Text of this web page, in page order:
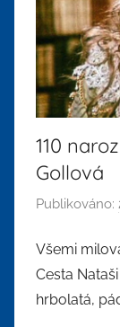
110
Gollová
Publikováno:
Všemi
Cesta
hrbolatá,